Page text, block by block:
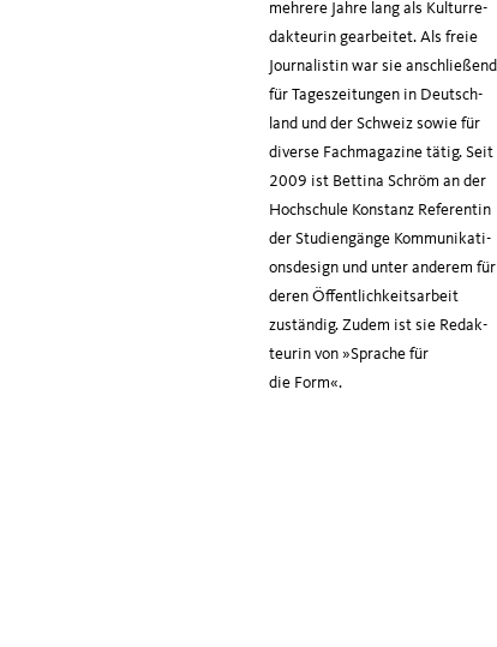
meh­re­re Jah­re lang als Kul­tur­re­
dak­teu­rin gear­bei­tet. Als freie
Jour­na­lis­tin war sie anschlie­ßend
für Tages­zei­tun­gen in Deutsch­
land und der Schweiz sowie für
diver­se Fach­ma­ga­zi­ne tätig. Seit
2009 ist Bet­ti­na Schröm an der
Hoch­schu­le Kon­stanz Refe­ren­tin
der Stu­di­en­gän­ge Kom­mu­ni­ka­ti­
ons­de­sign und unter ande­rem für
deren Öffent­lich­keits­ar­beit
zustän­dig. Zudem ist sie Redak­
teu­rin von »Spra­che für
die Form«.